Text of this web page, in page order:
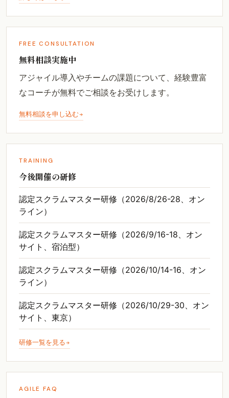
FREE CONSULTATION
無料相談実施中
アジャイル導入やチームの課題について、経験豊富
なコーチが無料でご相談をお受けします。
無料相談を申し込む
TRAINING
今後開催の研修
認定スクラムマスター研修（2026/8/26-28、オン
ライン）
認定スクラムマスター研修（2026/9/16-18、オン
サイト、宿泊型）
認定スクラムマスター研修（2026/10/14-16、オン
ライン）
認定スクラムマスター研修（2026/10/29-30、オン
サイト、東京）
研修一覧を見る
AGILE FAQ